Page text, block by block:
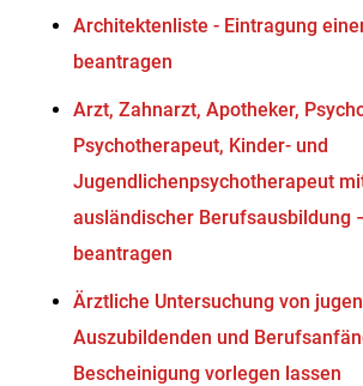
Architektenliste - Eintragung
beantragen
Arzt, Zahnarzt, Apotheker,
Psychotherapeut, Kinder- und
Jugendlichenpsychotherapeut
ausländischer Berufsausbildung
beantragen
Ärztliche Untersuchung von
Auszubildenden und
Bescheinigung vorlegen lassen